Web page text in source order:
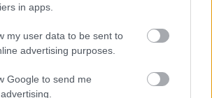
in apps.
my user data to be sent to
advertising purposes.
Google to send me